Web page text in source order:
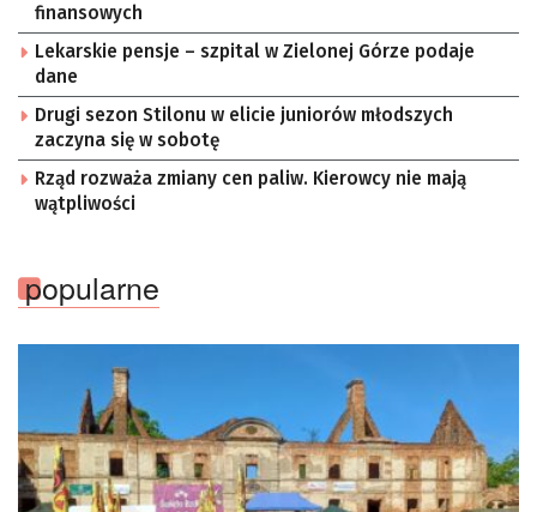
finansowych
Lekarskie pensje – szpital w Zielonej Górze podaje
dane
Drugi sezon Stilonu w elicie juniorów młodszych
zaczyna się w sobotę
Rząd rozważa zmiany cen paliw. Kierowcy nie mają
wątpliwości
popularne